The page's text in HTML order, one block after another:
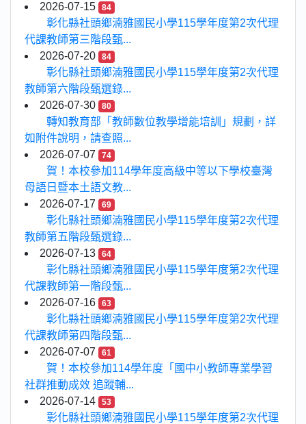
2026-07-15
84
彰化縣社頭鄉湳雅國民小學115學年度第2次代理
代課教師第三階段甄...
2026-07-20
84
彰化縣社頭鄉湳雅國民小學115學年度第2次代理
教師第六階段甄選錄...
2026-07-30
80
轉知教育部「教師數位教學增能培訓」規劃，詳
如附件說明，請查照...
2026-07-07
74
賀！本校參加114學年度高級中等以下學校臺灣
母語日暨本土語文教...
2026-07-17
69
彰化縣社頭鄉湳雅國民小學115學年度第2次代理
教師第五階段甄選錄...
2026-07-13
64
彰化縣社頭鄉湳雅國民小學115學年度第2次代理
代課教師第一階段甄...
2026-07-16
63
彰化縣社頭鄉湳雅國民小學115學年度第2次代理
代課教師第四階段甄...
2026-07-07
61
賀！本校參加114學年度「國中小教師專業學習
社群推動成效 追蹤輔...
2026-07-14
53
彰化縣社頭鄉湳雅國民小學115學年度第2次代理